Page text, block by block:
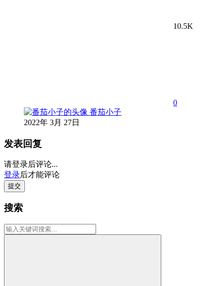
10.5K
0
番茄小子
2022年 3月 27日
发表回复
请登录后评论...
登录后才能评论
提交
搜索